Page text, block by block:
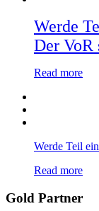
Werde
Der VoR
Read more
Werde Teil
Read more
Gold Partner